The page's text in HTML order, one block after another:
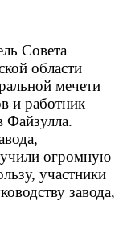
Совета
области
мечети
и работник
Файзулла.
огромную
участники
завода,